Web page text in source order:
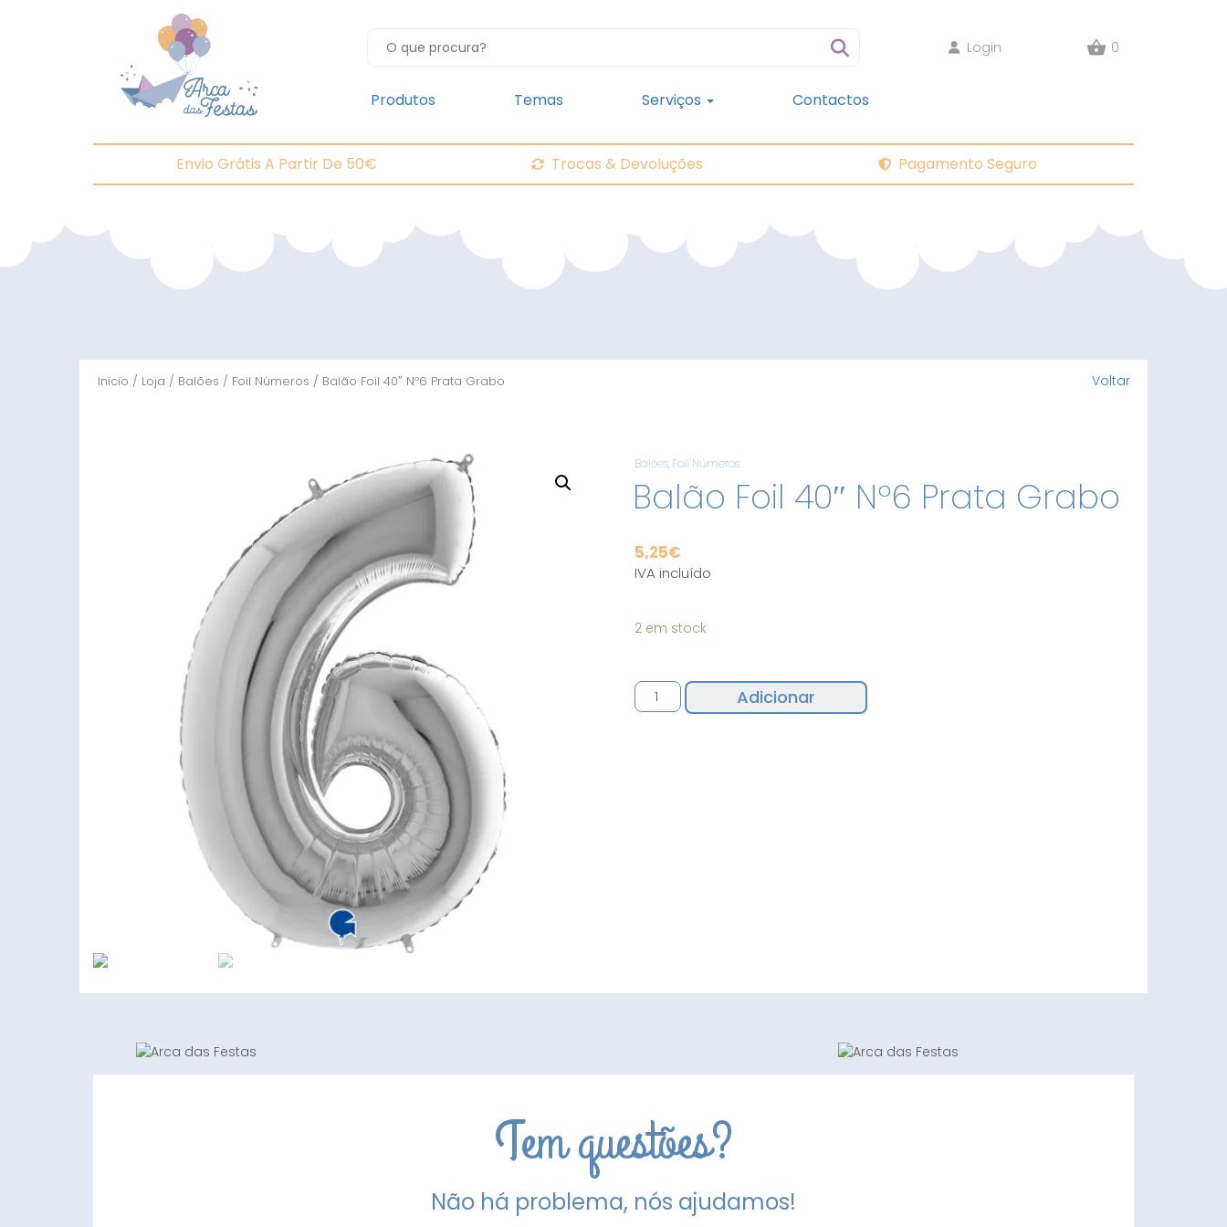
Login 0
Produtos Temas Serviços Contactos
Envio Grátis A Partir De 50€ Trocas & Devoluções Pagamento Seguro
Início / Loja / Balões / Foil Números / Balão Foil 40″ Nº6 Prata Grabo Voltar
Balões, Foil Números
Balão Foil 40″ Nº6 Prata Grabo
5,25€
IVA incluído
2 em stock
Quantidade
de
Adicionar
Tem questões?
Não há problema, nós ajudamos!